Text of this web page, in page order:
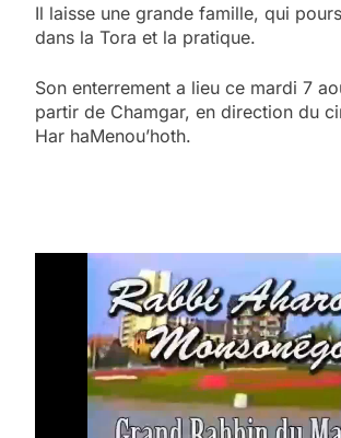
Il laisse une grande famille, qui
dans la Tora et la pratique.
Son enterrement a lieu ce mardi 7
partir de Chamgar, en direction du
Har haMenou’hoth.